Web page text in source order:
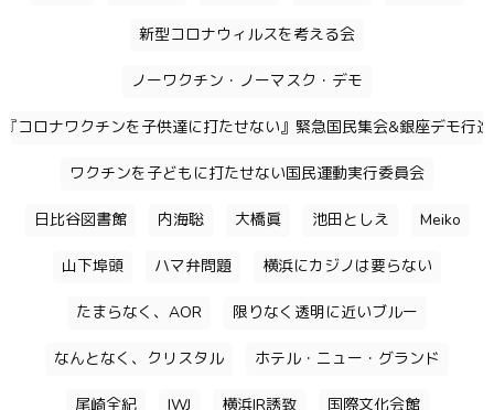
新型コロナウィルスを考える会
ノーワクチン・ノーマスク・デモ
『コロナワクチンを子供達に打たせない』緊急国民集会&銀座デモ行進
ワクチンを子どもに打たせない国民運動実行委員会
日比谷図書館 内海聡 大橋眞 池田としえ Meiko
山下埠頭 ハマ弁問題 横浜にカジノは要らない
たまらなく、AOR 限りなく透明に近いブルー
なんとなく、クリスタル ホテル・ニュー・グランド
尾崎全紀 IWJ 横浜IR誘致 国際文化会館